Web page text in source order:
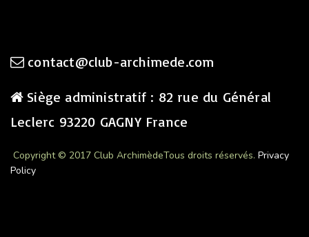
contact@club-archimede.com
Siège administratif : 82 rue du Général
Leclerc 93220 GAGNY France
Copyright © 2017 Club ArchimèdeTous droits réservés. Privacy
Policy